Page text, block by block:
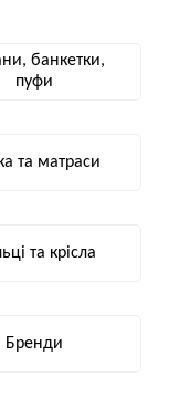
банкетки,
пуфи
та матраси
та крісла
Бренди